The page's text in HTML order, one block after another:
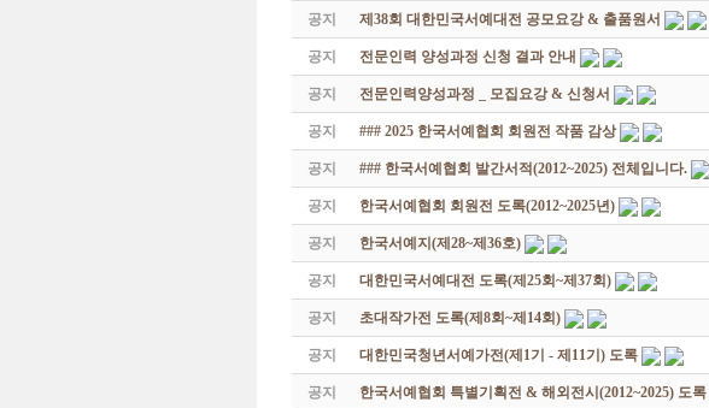
공지 제38회 대한민국서예대전 공모요강 & 출품원서
공지 전문인력 양성과정 신청 결과 안내
공지 전문인력양성과정 _ 모집요강 & 신청서
공지 ### 2025 한국서예협회 회원전 작품 감상
공지 ### 한국서예협회 발간서적(2012~2025) 전체입니다.
공지 한국서예협회 회원전 도록(2012~2025년)
공지 한국서예지(제28~제36호)
공지 대한민국서예대전 도록(제25회~제37회)
공지 초대작가전 도록(제8회~제14회)
공지 대한민국청년서예가전(제1기 - 제11기) 도록
공지 한국서예협회 특별기획전 & 해외전시(2012~2025) 도록